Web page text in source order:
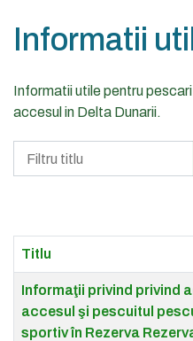
Informatii
Informatii utile pentru
accesul in Delta Dunarii.
Filtru titlu
Articles
Titlu
Informaţii privind privind
accesul şi pescuitul
sportiv în Rezerva